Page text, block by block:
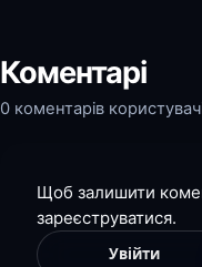
Коментарі
0 коментарів
Щоб залишити
зареєструватися.
Увійти